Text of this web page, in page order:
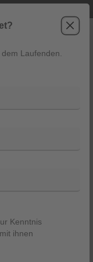
Laufenden.
Kenntnis
ihnen